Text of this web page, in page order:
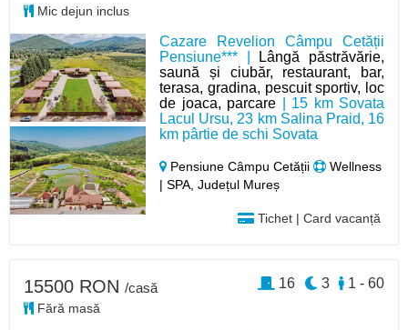
Cazare Revelion Câmpu Cetății
Pensiune*** |
Lângă păstrăvărie,
saună și ciubăr, restaurant, bar,
terasa, gradina, pescuit sportiv, loc
de joaca, parcare | 15 km Sovata
Lacul Ursu, 23 km Salina Praid, 16
km pârtie de schi Sovata
Pensiune Câmpu Cetății
Wellness
| SPA, Județul Mureș
Tichet | Card vacanță
Mic dejun inclus
15500 RON /casă
Fără masă
1 - 60
3
16